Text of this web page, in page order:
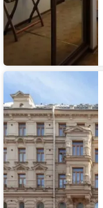
Петро
Палас
Отель